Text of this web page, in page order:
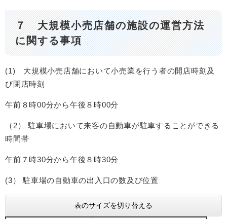
７ 大規模小売店舗の施設の運営方法
に関する事項
(1) 大規模小売店舗において小売業を行う者の開店時刻及
び閉店時刻
午前８時00分から午後８時00分
（2） 駐車場において来客の自動車が駐車することができる
時間帯
午前７時30分から午後８時30分
(3） 駐車場の自動車の出入口の数及び位置
表のサイズを切り替える